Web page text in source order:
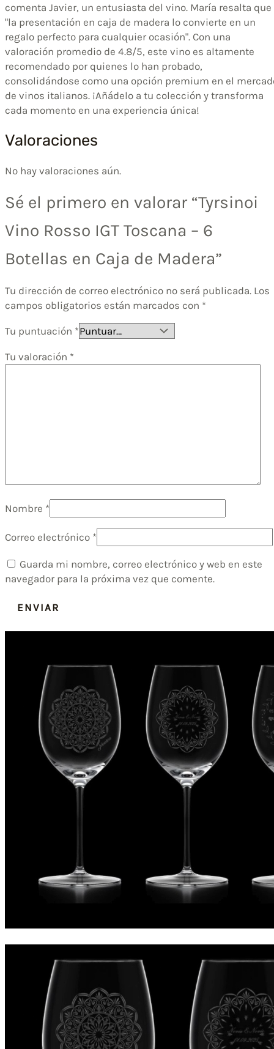
comenta Javier, un entusiasta del vino. María resalta que
"la presentación en caja de madera lo convierte en un
regalo perfecto para cualquier ocasión". Con una
valoración promedio de 4.8/5, este vino es altamente
recomendado por quienes lo han probado,
consolidándose como una opción premium en el
de vinos italianos. ¡Añádelo a tu colección y transforma
cada momento en una experiencia única!
Valoraciones
No hay valoraciones aún.
Sé el primero en valorar “Tyrsinoi
Vino Rosso IGT Toscana – 6
Botellas en Caja de Madera”
Tu dirección de correo electrónico no será publicada. Los
campos obligatorios están marcados con *
Tu puntuación *
Tu valoración *
Nombre *
Correo electrónico *
Guarda mi nombre, correo electrónico y web en este
navegador para la próxima vez que comente.